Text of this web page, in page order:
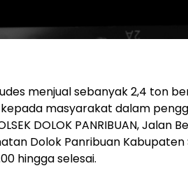
menjual sebanyak 2,4 ton
kepada masyarakat dalam
DOLOK PANRIBUAN, Jalan
Dolok Panribuan Kabupaten
hingga selesai.